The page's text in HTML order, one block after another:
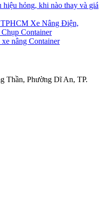
hỏng, khi nào thay và giá
Xe Nâng Điện,
Container
nâng Container
Thần, Phường Dĩ An, TP.